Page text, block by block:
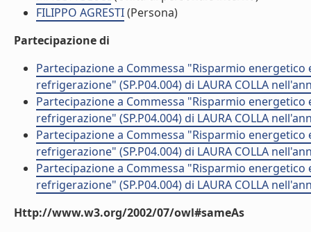
FILIPPO AGRESTI(Persona)
Partecipazione di
Partecipazione a Commessa "Risparmio
refrigerazione" (SP.P04.004) di LAURA COLLA
Partecipazione a Commessa "Risparmio
refrigerazione" (SP.P04.004) di LAURA COLLA
Partecipazione a Commessa "Risparmio
refrigerazione" (SP.P04.004) di LAURA COLLA
Partecipazione a Commessa "Risparmio
refrigerazione" (SP.P04.004) di LAURA COLLA
Http://www.w3.org/2002/07/owl#sameAs